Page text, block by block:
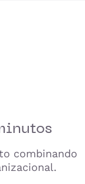
combinando